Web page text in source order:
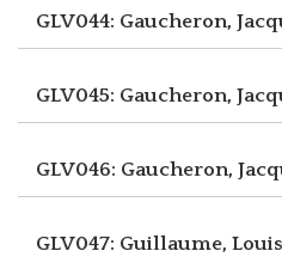
GLV044: Gaucheron,
GLV045: Gaucheron,
GLV046: Gaucheron,
GLV047: Guillaume, Louis